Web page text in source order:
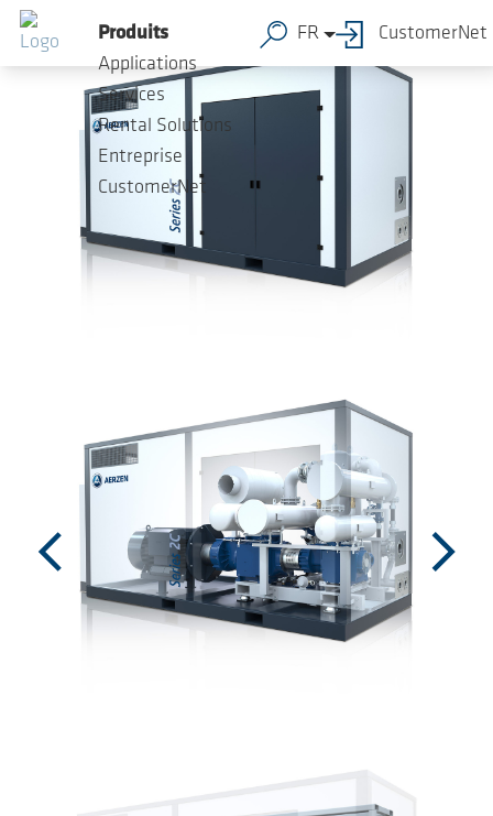
Sauter au contenu principal
Produits
Applications
Services
Rental Solutions
Entreprise
CustomerNet
FR CustomerNet